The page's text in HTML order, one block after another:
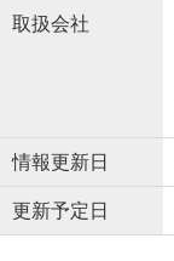
取扱会社
情報更新日
更新予定日